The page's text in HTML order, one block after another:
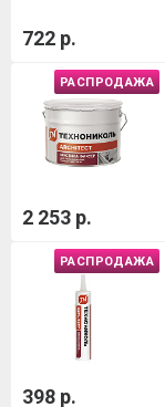
722 р.
РАСПРОДАЖА
2 253 р.
РАСПРОДАЖА
398 р.